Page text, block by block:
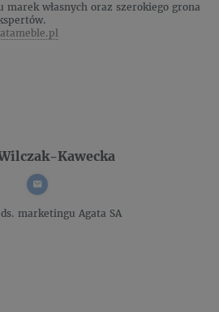
własnych oraz szerokiego grona
Kawecka
marketingu Agata SA